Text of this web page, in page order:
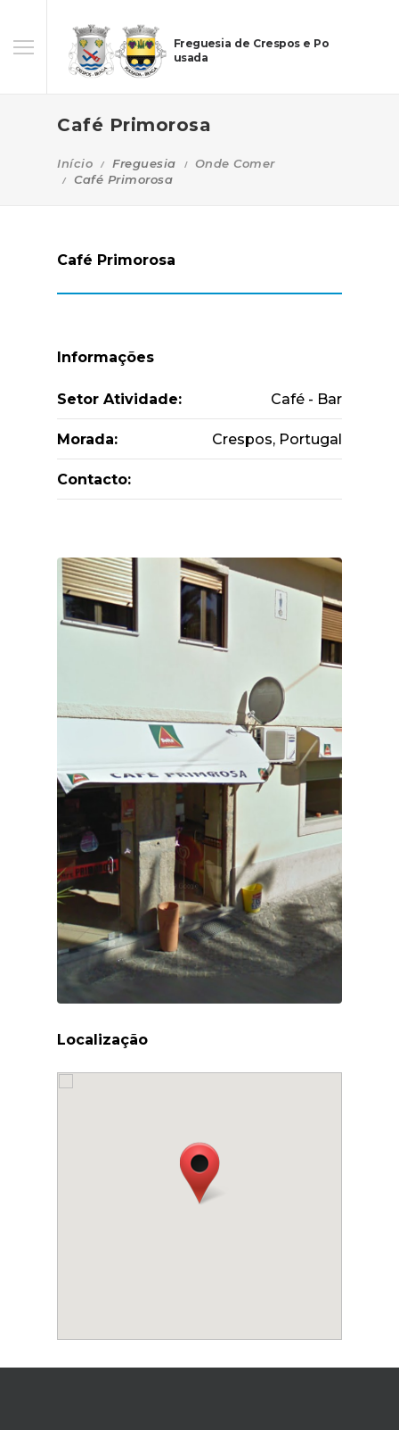
Freguesia de Crespos e Po
usada
Café Primorosa
Início Freguesia
Onde Comer
Café Primorosa
Café Primorosa
Informações
Setor Atividade: Café - Bar
Morada: Crespos, Portugal
Contacto:
Localização